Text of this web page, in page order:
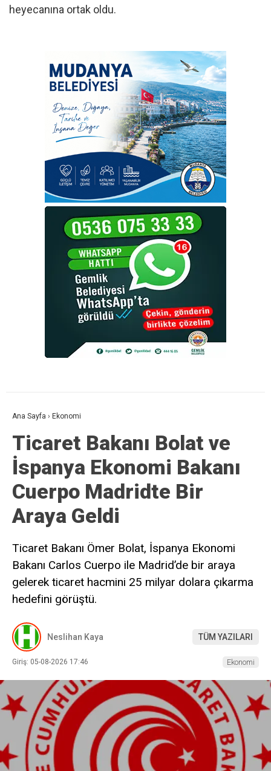
heyecanına ortak oldu.
Ana Sayfa › Ekonomi
Ticaret Bakanı Bolat ve
İspanya Ekonomi Bakanı
Cuerpo Madridte Bir
Araya Geldi
Ticaret Bakanı Ömer Bolat, İspanya Ekonomi
Bakanı Carlos Cuerpo ile Madrid’de bir araya
gelerek ticaret hacmini 25 milyar dolara çıkarma
hedefini görüştü.
Neslihan Kaya TÜM YAZILARI
Giriş: 05-08-2026 17:46 Ekonomi